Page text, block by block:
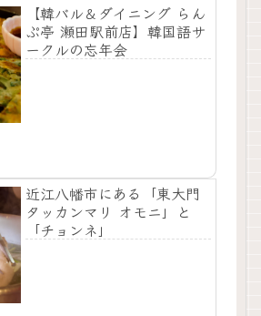
【韓バル＆ダイニング らん
ぷ亭 瀬田駅前店】韓国語サ
ークルの忘年会
近江八幡市にある「東大門
タッカンマリ オモニ」と
「チョンネ」